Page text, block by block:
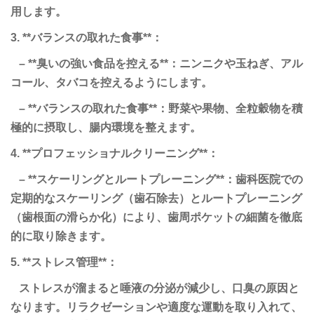
用します。
3. **バランスの取れた食事**：
– **臭いの強い食品を控える**：ニンニクや玉ねぎ、アル
コール、タバコを控えるようにします。
– **バランスの取れた食事**：野菜や果物、全粒穀物を積
極的に摂取し、腸内環境を整えます。
4. **プロフェッショナルクリーニング**：
– **スケーリングとルートプレーニング**：歯科医院での
定期的なスケーリング（歯石除去）とルートプレーニング
（歯根面の滑らか化）により、歯周ポケットの細菌を徹底
的に取り除きます。
5. **ストレス管理**：
ストレスが溜まると唾液の分泌が減少し、口臭の原因と
なります。リラクゼーションや適度な運動を取り入れて、